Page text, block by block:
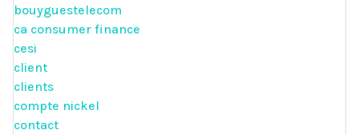
bouyguestelecom
ca consumer finance
cesi
client
clients
compte nickel
contact